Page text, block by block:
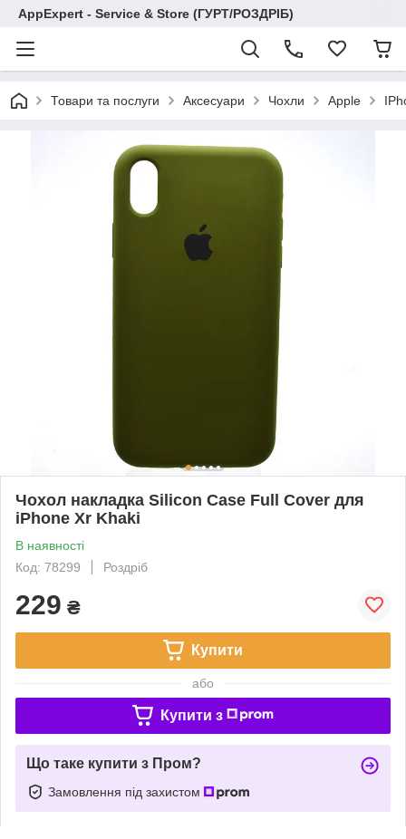
AppExpert - Service & Store (ГУРТ/РОЗДРІБ)
Товари та послуги Аксесуари Чохли Apple
Чохол накладка Silicon Case Full Cover для
iPhone Xr Khaki
В наявності
Код: 78299
Роздріб
229 ₴
Купити
або
Купити з
Що таке купити з Пром?
Замовлення під захистом